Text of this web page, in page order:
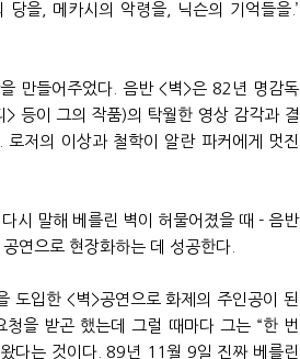
을, 메카시의 악령을, 닉슨의 기억들을.’
만들어주었다. 음반 <벽>은 82년 명감독
등이 그의 작품)의 탁월한 영상 감각과 결
저의 이상과 철학이 알란 파커에게 멋진
시 말해 베를린 벽이 허물어졌을 때 - 음반
연으로 현장화하는 데 성공한다.
도입한 <벽>공연으로 화제의 주인공이 된
을 받곤 했는데 그럴 때마다 그는 “한 번
다는 것이다. 89년 11월 9일 진짜 베를린